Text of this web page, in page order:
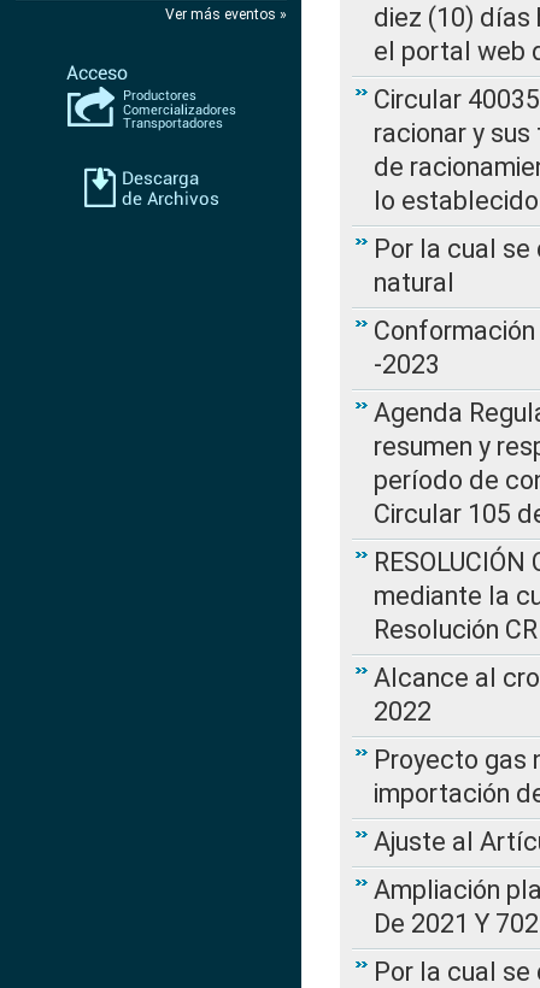
Ver más eventos »
diez (10) días
el portal web
Circular
racionar y
de
lo
Por la cual
natural
-2023
Agenda
resumen y
período de
Circular 105
mediante la
Resolución
Alcance al
2022
Proyecto gas
importación
Ajuste al
Ampliación
De 2021 Y
Por la cual